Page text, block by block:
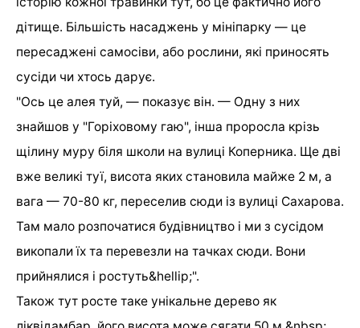
дітище. Більшість насаджень у мініпарку — це
пересаджені самосіви, або рослини, які приносять
сусіди чи хтось дарує.
"Ось це алея туй, — показує він. — Одну з них
знайшов у "Горіховому гаю", інша проросла крізь
щілину муру біля школи на вулиці Коперника. Ще дві
вже великі туї, висота яких становила майже 2 м, а
вага — 70-80 кг, переселив сюди із вулиці Сахарова.
Там мало розпочатися будівництво і ми з сусідом
викопали їх та перевезли на тачках сюди. Вони
прийнялися і ростуть&hellip;".
Також тут росте таке унікальне дерево як